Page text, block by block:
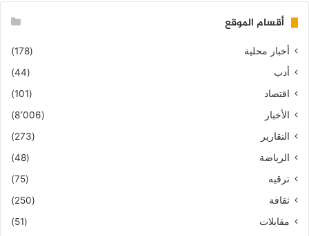
أقسام الموقع
أخبار محلية
(178)
أدب
(44)
اقتصاد
(101)
الأخبار
(8٬006)
التقارير
(273)
الرياضة
(48)
ترقيه
(75)
ثقافة
(250)
مقابلات
(51)